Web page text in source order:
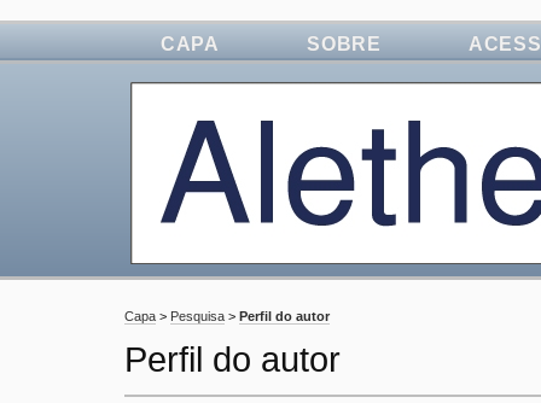
CAPA SOBRE
Capa > Pesquisa > Perfil do autor
Perfil do autor